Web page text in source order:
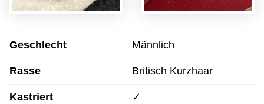
Geschlecht Männlich
Rasse Britisch Kurzhaar
Kastriert ✓